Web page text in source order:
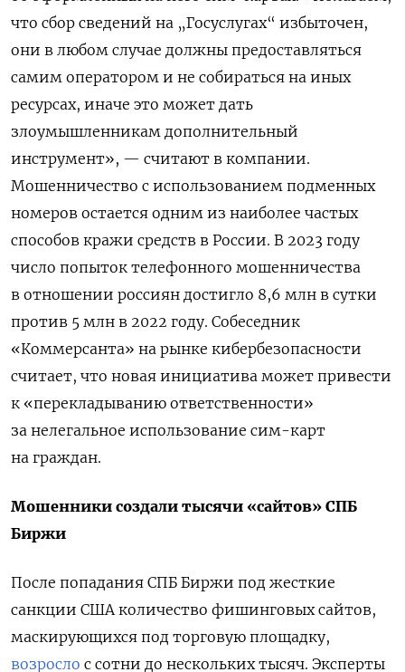
что сбор сведений на „Госуслугах“ избыточен,
они в любом случае должны предоставляться
самим оператором и не собираться на иных
ресурсах, иначе это может дать
злоумышленникам дополнительный
инструмент», — считают в компании.
Мошенничество с использованием подменных
номеров остается одним из наиболее частых
способов кражи средств в России. В 2023 году
число попыток телефонного мошенничества
в отношении россиян достигло 8,6 млн в сутки
против 5 млн в 2022 году. Собеседник
«Коммерсанта» на рынке кибербезопасности
считает, что новая инициатива может привести
к «перекладыванию ответственности»
за нелегальное использование сим-карт
на граждан.
Мошенники создали тысячи «сайтов» СПБ
Биржи
После попадания СПБ Биржи под жесткие
санкции США количество фишинговых сайтов,
маскирующихся под торговую площадку,
возросло с сотни до нескольких тысяч. Эксперты